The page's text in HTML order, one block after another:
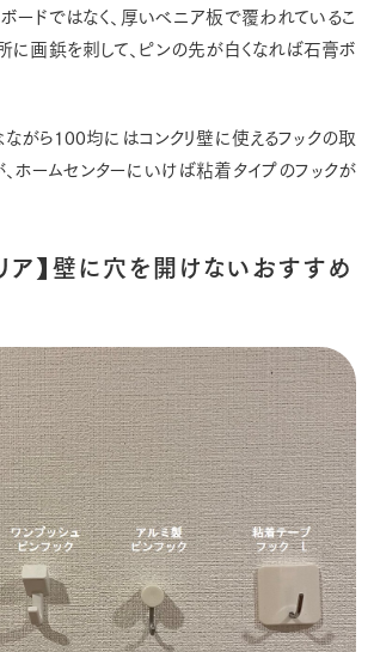
ドではなく、厚いべニア板で覆われているこ
に画鋲を刺して、ピンの先が白くなれば石膏ボ
がら100均にはコンクリ壁に使えるフックの取
ホームセンターにいけば粘着タイプのフックが
ア】壁に穴を開けないおすすめ